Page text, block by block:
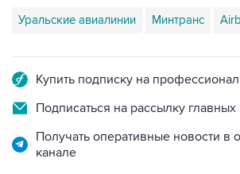
Уральские авиалинии Минтранс
Купить подписку на
Подписаться на рассылку главных
Получать оперативные новости в
канале